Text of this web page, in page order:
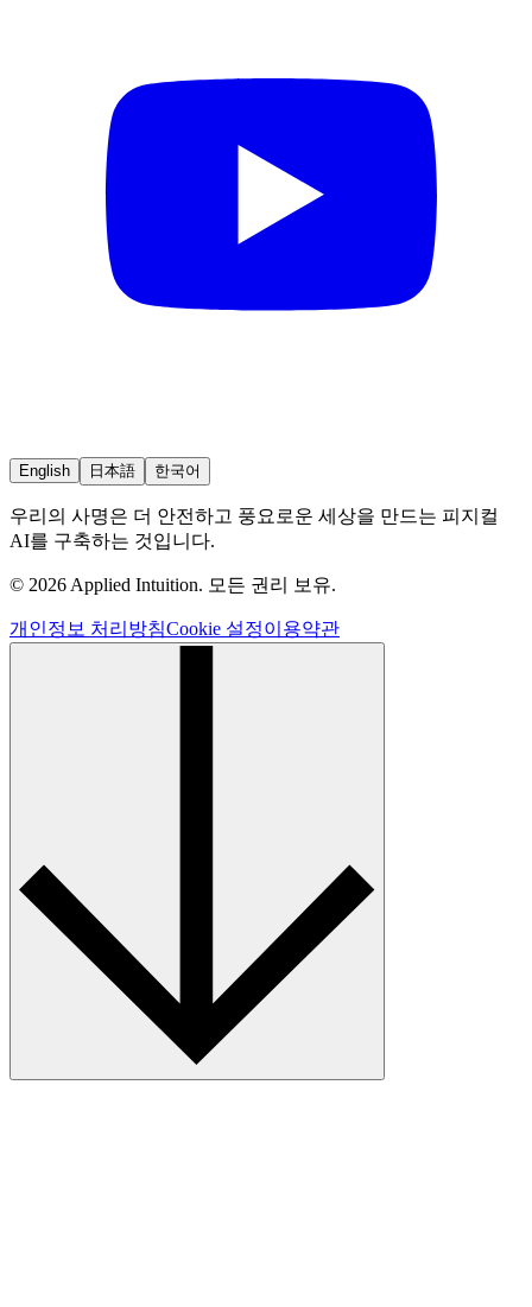
English 日本語 한국어
우리의 사명은 더 안전하고 풍요로운 세상을 만드는 피지컬
AI를 구축하는 것입니다.
© 2026 Applied Intuition. 모든 권리 보유.
개인정보 처리방침Cookie 설정이용약관